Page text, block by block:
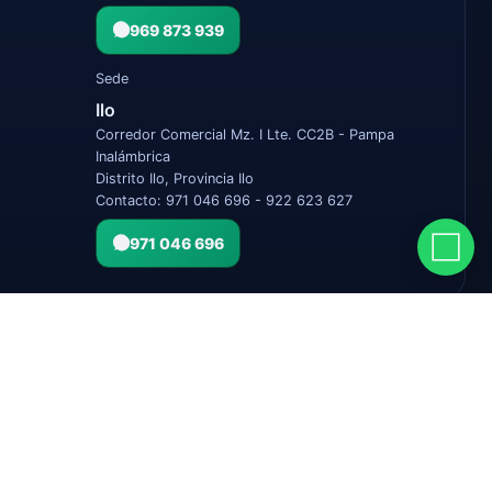
969 873 939
Sede
Ilo
Corredor Comercial Mz. I Lte. CC2B - Pampa
Inalámbrica
Distrito Ilo, Provincia Ilo
Contacto: 971 046 696 - 922 623 627
971 046 696